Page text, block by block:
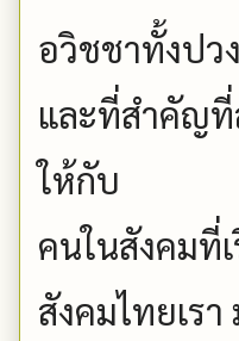
อวิชชาทั้งปวง
และที่สำคัญที่
ให้กับ
คนในสังคมที่
สังคมไทยเร